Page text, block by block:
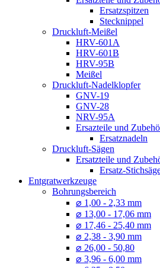
Ersatzspitzen
Stecknippel
Druckluft-Meißel
HRV-601A
HRV-601B
HRV-95B
Meißel
Druckluft-Nadelklopfer
GNV-19
GNV-28
NRV-95A
Ersazteile und
Ersatznadeln
Druckluft-Sägen
Ersatzteile und
Ersatz-
Entgratwerkzeuge
Bohrungsbereich
⌀ 1,00 - 2,33 mm
⌀ 13,00 - 17,06 mm
⌀ 17,46 - 25,40 mm
⌀ 2,38 - 3,90 mm
⌀ 26,00 - 50,80
⌀ 3,96 - 6,00 mm